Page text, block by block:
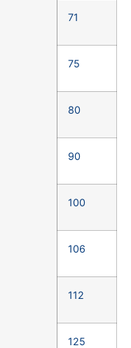
71
75
80
90
100
106
112
125